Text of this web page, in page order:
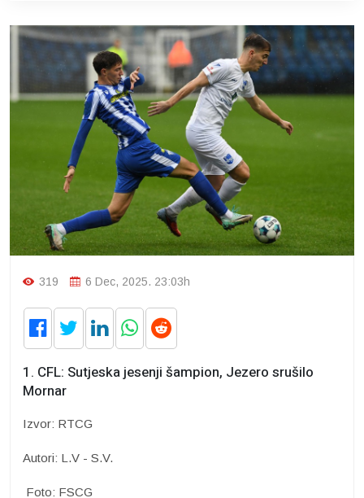
319 6 Dec, 2025. 23:03h
1. CFL: Sutjeska jesenji šampion, Jezero srušilo
Mornar
Izvor: RTCG
Autori: L.V - S.V.
Foto: FSCG